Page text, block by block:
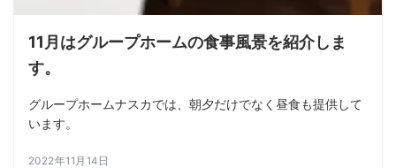
11月はグループホームの食事風景を紹介しま
す。
グループホームナスカでは、朝夕だけでなく昼食も提供して
います。
2022年11月14日